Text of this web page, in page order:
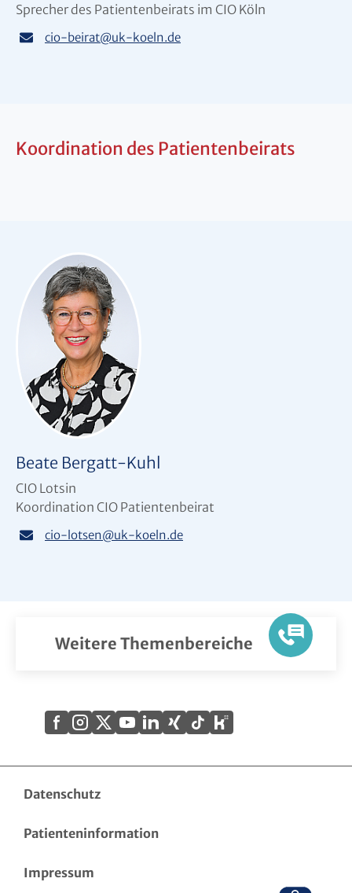
Sprecher des Patientenbeirats im CIO Köln
cio-beirat@uk-koeln.de
Koordination des Patientenbeirats
Beate Bergatt-Kuhl
CIO Lotsin
Koordination CIO Patientenbeirat
cio-lotsen@uk-koeln.de
Weitere Themenbereiche
Facebook
Instagram
X
YouTube
LinkedIn
Xing TiktokKununu
Datenschutz
Patienteninformation
Impressum